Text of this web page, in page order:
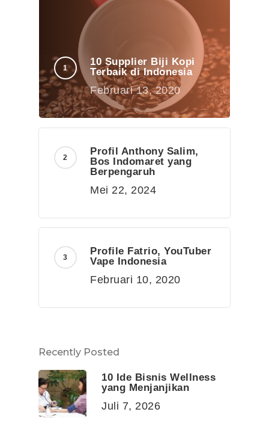
10 Supplier Biji Kopi
Terbaik di Indonesia
Februari 13, 2020
Profil Anthony Salim,
Bos Indomaret yang
Berpengaruh
Mei 22, 2024
Profile Fatrio, YouTuber
Vape Indonesia
Februari 10, 2020
Recently Posted
10 Ide Bisnis Wellness
yang Menjanjikan
Juli 7, 2026